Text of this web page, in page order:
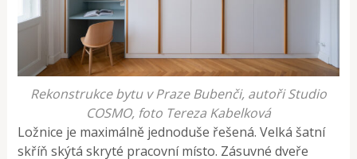
Rekonstrukce bytu v Praze Bubenči, autoři Studio
COSMO, foto Tereza Kabelková
Ložnice je maximálně jednoduše řešená. Velká šatní
skříň skýtá skryté pracovní místo. Zásuvné dveře